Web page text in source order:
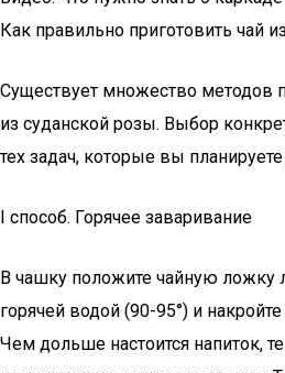
Как правильно приготовить чай
Существует множество методов
из суданской розы. Выбор
тех задач, которые вы
I способ. Горячее заваривание
В чашку положите чайную ложку
горячей водой (90-95°) и
Чем дольше настоится напиток,